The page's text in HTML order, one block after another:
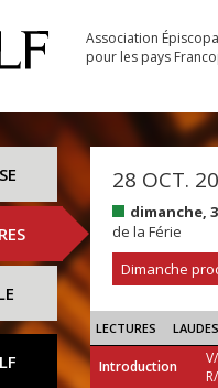
Association
pour les pays
28 OCT.
dimanche,
de la Férie
Dimanche
LECTURES LAUDES
Introduction